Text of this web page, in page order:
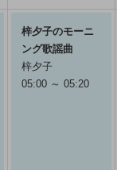
梓夕子のモーニ
ング歌謡曲
梓夕子
05:00 ～ 05:20